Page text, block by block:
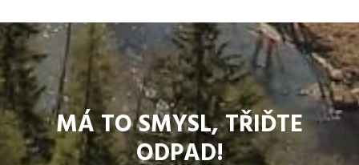
MÁ TO SMYSL, TŘIĎTE
ODPAD!